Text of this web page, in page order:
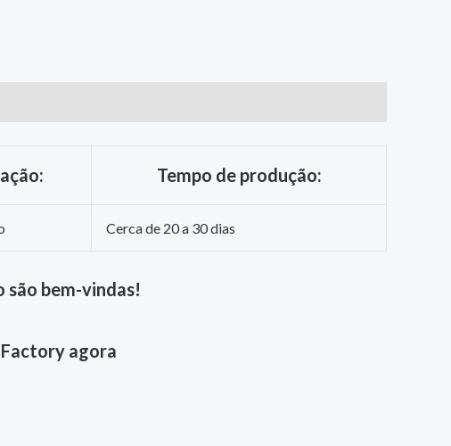
Tempo de produção:
Cerca de 20 a 30 dias
são bem-vindas!
agora